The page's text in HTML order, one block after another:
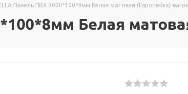
Панель ПВХ 3000*100*8мм Белая матовая (Европейка)-
Белая